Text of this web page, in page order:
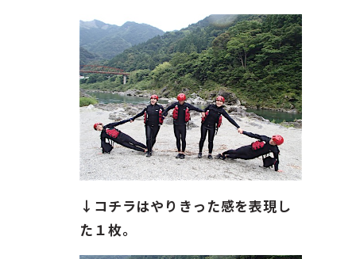
↓コチラはやりきった感を表現し
た１枚。